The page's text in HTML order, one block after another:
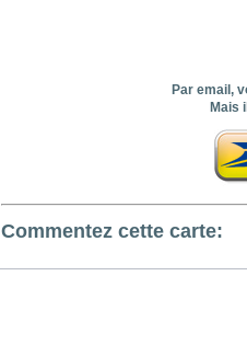
Par email,
Mais
Commentez cette carte: